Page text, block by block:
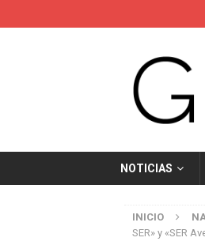
NOTICIAS
INICIO
SER» y «SER